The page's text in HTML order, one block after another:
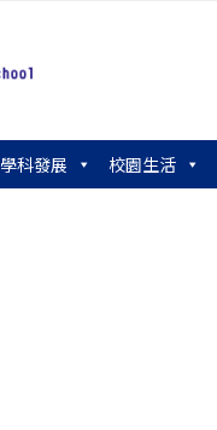
學科發展 校園生活